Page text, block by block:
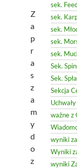
Z
a
p
r
a
s
z
a
m
y
d
o
z
sek.
sek.
sek.
sek.
sek.
Sek.
Sek.
Sekcja
Uchwały
ważne z
wyniki
Wyniki
wyniki